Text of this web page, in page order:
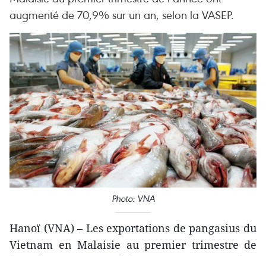
augmenté de 70,9% sur un an, selon la VASEP.
Photo: VNA
Hanoï (VNA) – Les exportations de pangasius du
Vietnam en Malaisie au premier trimestre de